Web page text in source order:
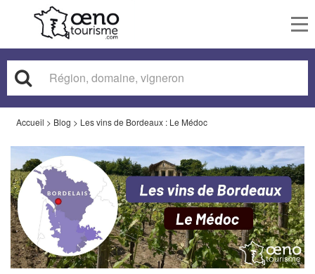
Accueil > Blog > Les vins de Bordeaux : Le Médoc